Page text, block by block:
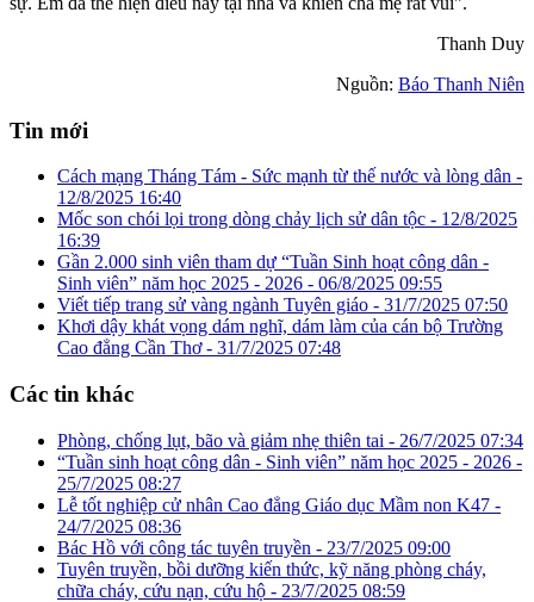
Thanh Duy
Nguồn: Báo Thanh Niên
Tin mới
Cách mạng Tháng Tám - Sức mạnh từ thế nước và lòng dân -
12/8/2025 16:40
Mốc son chói lọi trong dòng chảy lịch sử dân tộc - 12/8/2025
16:39
Gần 2.000 sinh viên tham dự “Tuần Sinh hoạt công dân -
Sinh viên” năm học 2025 - 2026 - 06/8/2025 09:55
Viết tiếp trang sử vàng ngành Tuyên giáo - 31/7/2025 07:50
Khơi dậy khát vọng dám nghĩ, dám làm của cán bộ Trường
Cao đẳng Cần Thơ - 31/7/2025 07:48
Các tin khác
Phòng, chống lụt, bão và giảm nhẹ thiên tai - 26/7/2025 07:34
“Tuần sinh hoạt công dân - Sinh viên” năm học 2025 - 2026 -
25/7/2025 08:27
Lễ tốt nghiệp cử nhân Cao đẳng Giáo dục Mầm non K47 -
24/7/2025 08:36
Bác Hồ với công tác tuyên truyền - 23/7/2025 09:00
Tuyên truyền, bồi dưỡng kiến thức, kỹ năng phòng cháy,
chữa cháy, cứu nạn, cứu hộ - 23/7/2025 08:59